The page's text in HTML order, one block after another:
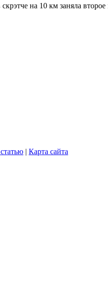
на 10 км заняла
| Карта сайта